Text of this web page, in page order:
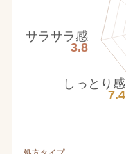
しっとり感
7.4
サラサラ感
3.8